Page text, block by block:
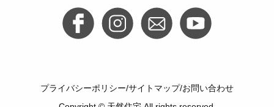
プライバシーポリシー サイトマップ お問い合わせ